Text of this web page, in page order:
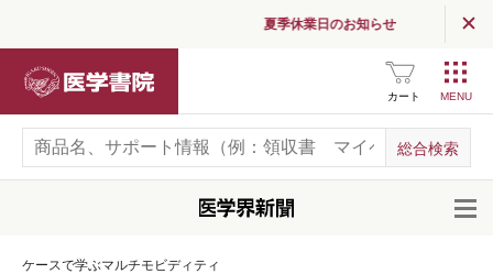
夏季休業日のお知らせ
カート
ケースで学ぶマルチモビディティ